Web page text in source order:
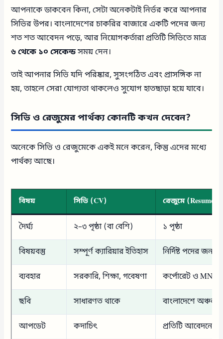
আপনাকে ডাকবেন কিনা, সেটা অনেকটাই নির্ভর করে আপনার
সিভির উপর। বাংলাদেশের চাকরির বাজারে একটি পদের জন্য
শত শত আবেদন পড়ে, আর নিয়োগকর্তারা প্রতিটি সিভিতে মাত্র
৬ থেকে ১০ সেকেন্ডসময় দেন।
তাই আপনার সিভি যদি পরিষ্কার, সুসংগঠিত এবং প্রাসঙ্গিক না
হয়, তাহলে সেরা যোগ্যতা থাকলেও সুযোগ হাতছাড়া হয়ে যাবে।
সিভি ও রেজুমের পার্থক্য কোনটি কখন দেবেন?
অনেকে সিভি ও রেজুমেকে একই মনে করেন, কিন্তু এদের মধ্যে
পার্থক্য আছে।
বিষয় সিভি (CV) রেজুমে (Resume)
দৈর্ঘ্য ২–৩ পৃষ্ঠা (বা বেশি) ১ পৃষ্ঠা
বিষয়বস্তু সম্পূর্ণ ক্যারিয়ার ইতিহাস নির্দিষ্ট পদের জন্য
ব্যবহার সরকারি, শিক্ষা, গবেষণা কর্পোরেট ও MNC
ছবি সাধারণত থাকে বাংলাদেশে
আপডেট কদাচিৎ প্রতিটি আবেদনে